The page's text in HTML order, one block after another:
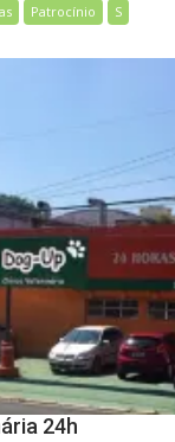
Patrocínio S
24h